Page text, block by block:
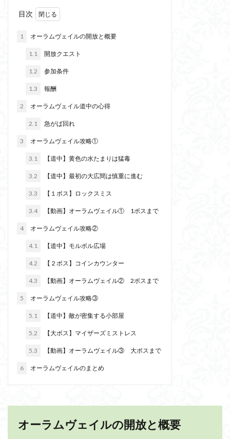
目次
1 オーラムヴェイルの開放と概要
1.1 開放クエスト
1.2 参加条件
1.3 報酬
2 オーラムヴェイル道中の心得
2.1 急がば回れ
3 オーラムヴェイル攻略①
3.1 【道中】黄色の水たまりは猛毒
3.2 【道中】最初の大広間は慎重に進む
3.3 【１ボス】ロックスミス
3.4 【動画】オーラムヴェイル① 1ボスまで
4 オーラムヴェイル攻略②
4.1 【道中】モルボル広場
4.2 【２ボス】コインカウンター
4.3 【動画】オーラムヴェイル② 2ボスまで
5 オーラムヴェイル攻略③
5.1 【道中】敵が密集する小部屋
5.2 【大ボス】マイザーズミストレス
5.3 【動画】オーラムヴェイル③ 大ボスまで
6 オーラムヴェイルのまとめ
オーラムヴェイルの開放と概要